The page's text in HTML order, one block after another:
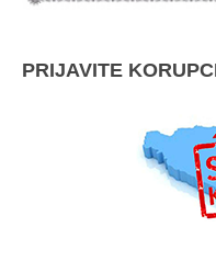
PRIJAVITE